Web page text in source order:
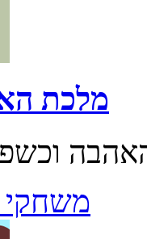
מלכת
משחקי